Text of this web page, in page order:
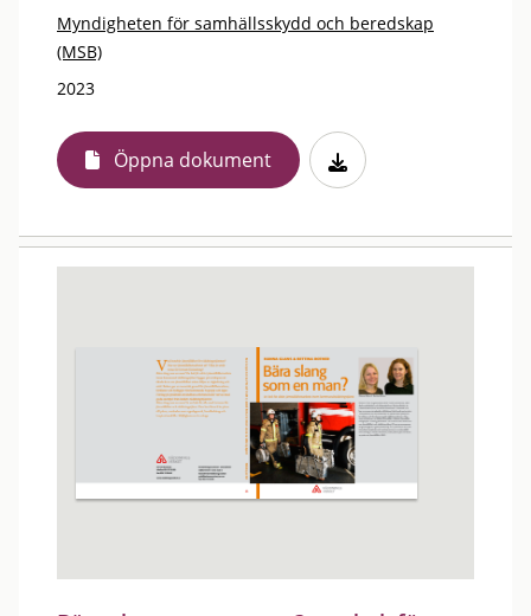
Myndigheten för samhällsskydd och beredskap
(MSB)
2023
Öppna dokument